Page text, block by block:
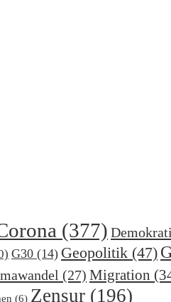
(377)
G30 (14) Geopolitik (47)
(27) Migration
(6) Zensur (196)